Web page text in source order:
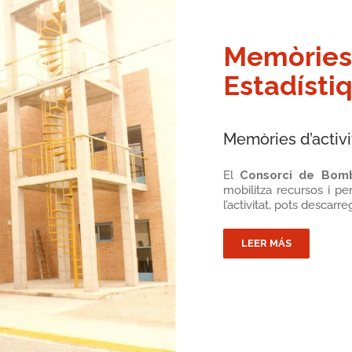
Memòries
El Consorci de
mobilitza recursos i
l’activitat, pots
LEER MÁS